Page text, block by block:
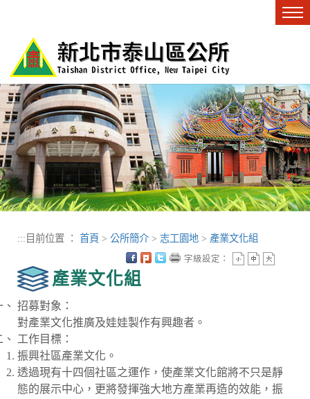
::: 目前位置 ： 首頁 > 公所簡介 > 志工園地 > 產業文化組
產業文化組
字級設定：
招募對象：
對產業文化推廣及娃娃製作有興趣者。
工作目標：
振興社區產業文化。
透過現有十四個社區之運作，使產業文化館將不只是靜
態的展示中心，更將發揮強大地方產業再造的效能，振